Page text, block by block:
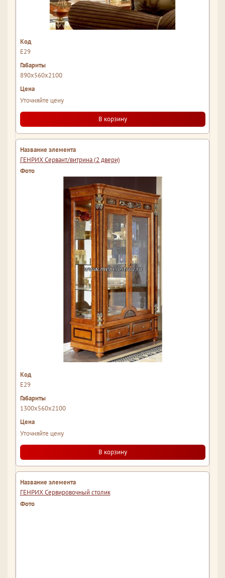
Е29
890x560x2100
Уточняйте цену
В корзину
ГЕНРИХ Сервант/витрина (2 двери)
Е29
1300x560x2100
Уточняйте цену
В корзину
ГЕНРИХ Сервировочный столик